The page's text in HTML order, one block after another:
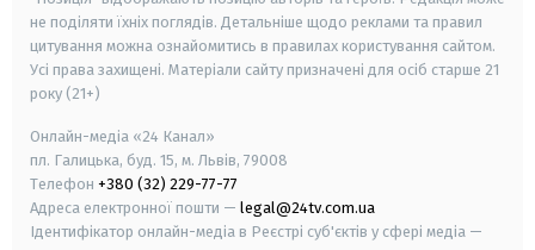
не поділяти їхніх поглядів. Детальніше щодо реклами та правил
цитування можна ознайомитись в правилах користування сайтом.
Усі права захищені. Матеріали сайту призначені для осіб старше 21
року (21+)
Онлайн-медіа «24 Канал»
пл. Галицька, буд. 15, м. Львів, 79008
Телефон +380 (32) 229-77-77
Адреса електронної пошти — legal@24tv.com.ua
Ідентифікатор онлайн-медіа в Реєстрі суб'єктів у сфері медіа —